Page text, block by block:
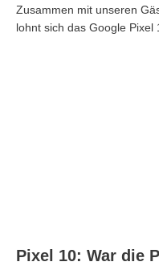
Zusammen mit unseren
lohnt sich das Google Pixel
Pixel 10: War die